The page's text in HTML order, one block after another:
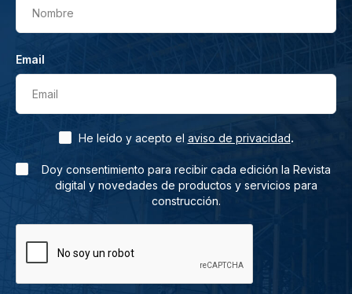
Nombre
Email
Email
He leído y acepto el aviso de privacidad.
Doy consentimiento para recibir cada edición la Revista
digital y novedades de productos y servicios para
construcción.